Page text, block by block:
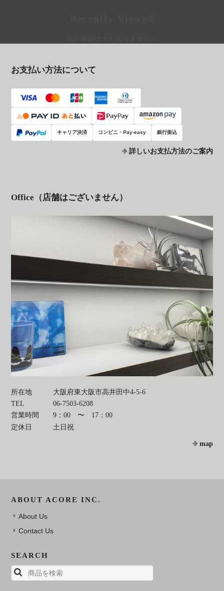
お支払い方法について
キャリア決済 コンビニ・Pay-easy 銀行振込
詳しいお支払方法のご案内
Office（店舗はございません）
所在地
大阪府東大阪市高井田中4-5-6
TEL
06-7503-6208
営業時間
9：00 〜 17：00
定休日
土日祝
map
ABOUT ACORE INC.
About Us
Contact Us
SEARCH